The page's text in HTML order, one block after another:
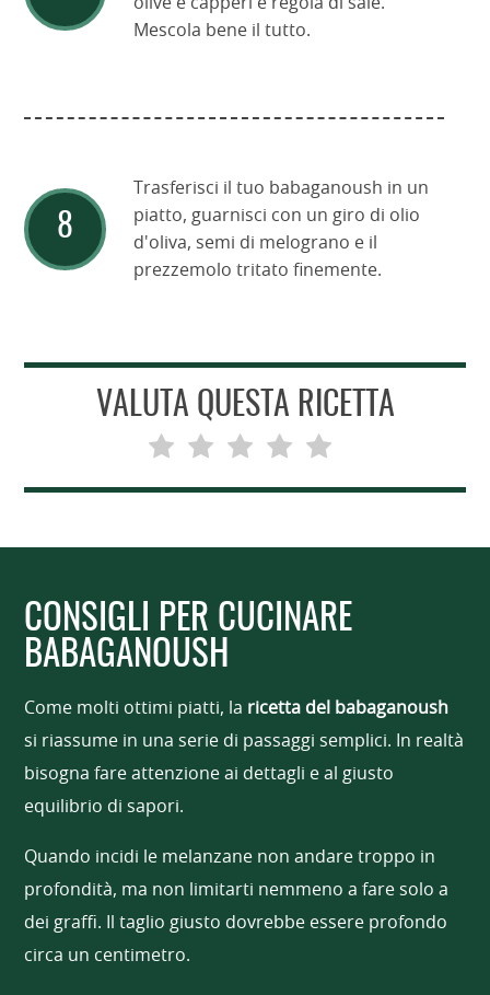
Mescola bene il tutto.
Trasferisci il tuo babaganoush in un
piatto, guarnisci con un giro di olio
d'oliva, semi di melograno e il
prezzemolo tritato finemente.
VALUTA QUESTA RICETTA
CONSIGLI PER CUCINARE
BABAGANOUSH
Come molti ottimi piatti, la ricetta del babaganoush
si riassume in una serie di passaggi semplici. In realtà
bisogna fare attenzione ai dettagli e al giusto
equilibrio di sapori.
Quando incidi le melanzane non andare troppo in
profondità, ma non limitarti nemmeno a fare solo a
dei graffi. Il taglio giusto dovrebbe essere profondo
circa un centimetro.